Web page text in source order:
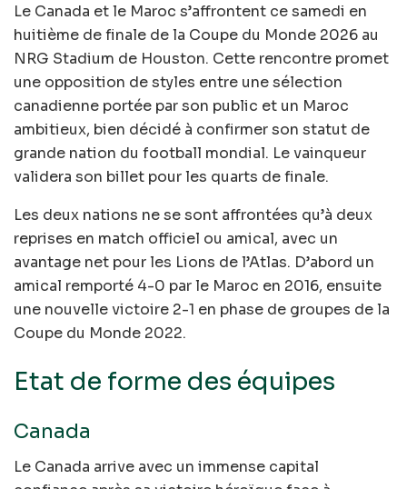
Le Canada et le Maroc s’affrontent ce samedi en
huitième de finale de la Coupe du Monde 2026 au
NRG Stadium de Houston. Cette rencontre promet
une opposition de styles entre une sélection
canadienne portée par son public et un Maroc
ambitieux, bien décidé à confirmer son statut de
grande nation du football mondial. Le vainqueur
validera son billet pour les quarts de finale.
Les deux nations ne se sont affrontées qu’à deux
reprises en match officiel ou amical, avec un
avantage net pour les Lions de l’Atlas. D’abord un
amical remporté 4-0 par le Maroc en 2016, ensuite
une nouvelle victoire 2-1 en phase de groupes de la
Coupe du Monde 2022.
Etat de forme des équipes
Canada
Le Canada arrive avec un immense capital